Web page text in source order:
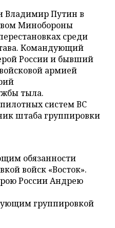
Владимир Путин в
Минобороны
среди
Командующий
России и бывший
армией
тыла.
систем ВС
штаба группировки
обязанности
войск «Восток».
России Андрею
группировкой